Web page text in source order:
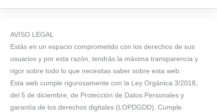
AVISO LEGAL
Estás en un espacio comprometido con los derechos de sus
usuarios y por esta razón, tendrás la máxima transparencia y
rigor sobre todo lo que necesitas saber sobre esta web.
Esta web cumple rigurosamente con la Ley Orgánica 3/2018,
del 5 de diciembre, de Protección de Datos Personales y
garantía de los derechos digitales (LOPDGDD). Cumple